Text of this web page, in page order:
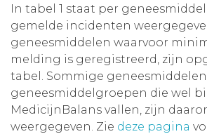
In tabel 1 staat per
gemelde incidenten
geneesmiddelen waarvoor
melding is geregistreerd, zijn
tabel. Sommige
geneesmiddelgroepen die wel
MedicijnBalans vallen, zijn
weergegeven. Zie deze pagina